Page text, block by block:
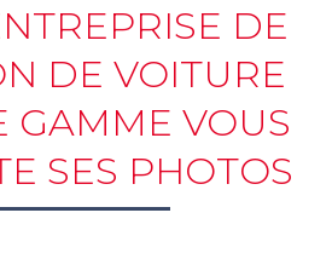
DE
DE VOITURE
GAMME VOUS
SES PHOTOS